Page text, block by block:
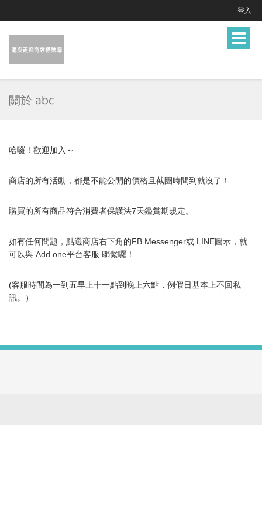
登入
Toggle
關於 abc
哈囉！歡迎加入～
商店的所有活動，都是不能公開的價格且截團時間到就沒了！
購買的所有商品符合消費者保護法7天鑑賞期規定。
如有任何問題，點選商店右下角的FB Messenger或 LINE圖示，就
可以與 Add.one平台客服 聯繫囉！
(客服時間為一到五早上十一點到晚上六點，例假日基本上不回私
訊。）